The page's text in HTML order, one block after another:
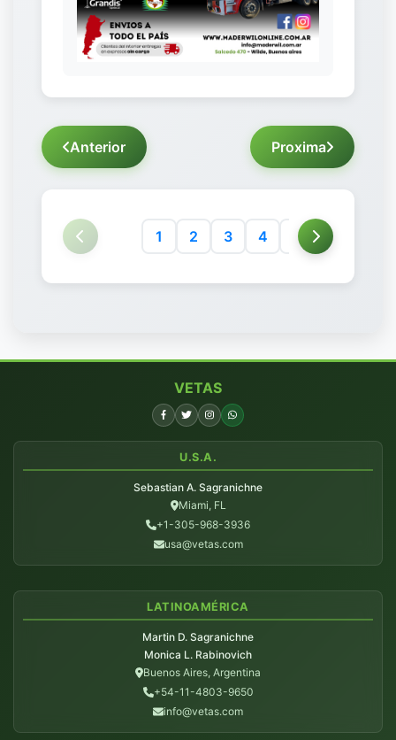
Anterior Proxima
1 2 3 4 5 6
VETAS
U.S.A.
Sebastian A. Sagranichne
Miami, FL
+1-305-968-3936
usa@vetas.com
LATINOAMÉRICA
Martin D. Sagranichne
Monica L. Rabinovich
Buenos Aires, Argentina
+54-11-4803-9650
info@vetas.com